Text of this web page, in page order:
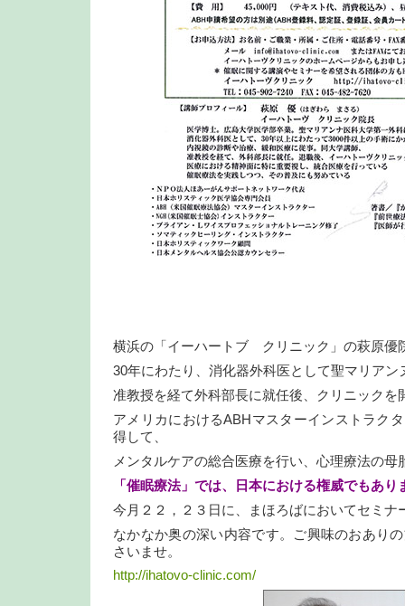
横浜の「イーハートブ クリニック」の萩原優
30年にわたり、消化器外科医として聖マリアン
准教授を経て外科部長に就任後、クリニックを
アメリカにおけるABHマスターインストラク
得して、
メンタルケアの総合医療を行い、心理療法の母
「催眠療法」では、日本における権威でもあり
今月２２，２３日に、まほろばにおいてセミナ
なかなか奥の深い内容です。ご興味のおあり
さいませ。
http://ihatovo-clinic.com/